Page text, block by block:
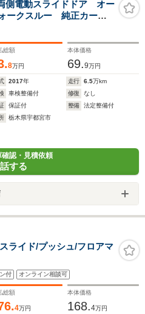
電動スライドドア オー
ークスルー 純正カーナ
レコーダー バックカメ
ングストップ スマー
総額
8万円
本体価格
69.9万円
2017年 走行 6.5万km
車検整備付 修復
なし
保証付 整備
法定整備付
栃木県宇都宮市
認・見積依頼
する
イド/プッシュ/フロアマ
付 オンライン相談可
総額
4万円
本体価格
168.4万円